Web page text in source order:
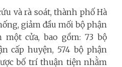
và rà soát, thành phố Hà
giảm đầu mối bộ phận
một cửa, bao gồm: 73 bộ
cấp huyện, 574 bộ phận
bố trí thuận tiện nhằm